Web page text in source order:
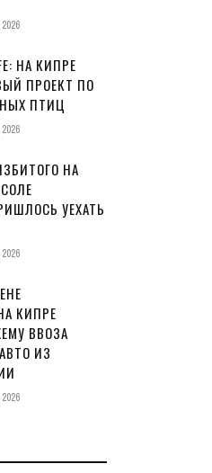
НА КИПРЕ
ПРОЕКТ ПО
ПТИЦ
НА
УЕХАТЬ
КИПРЕ
ВВОЗА
ИЗ